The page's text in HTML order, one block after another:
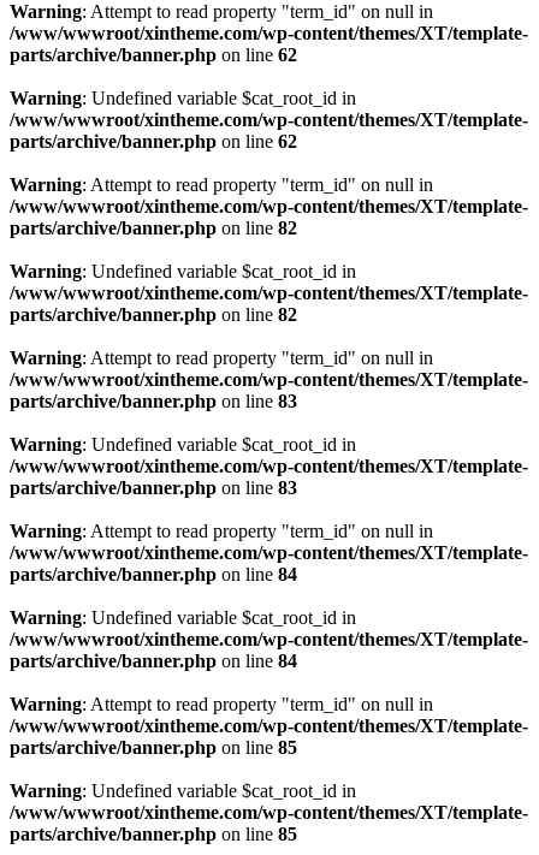
Warning: Attempt to read property "term_id" on null in
/www/wwwroot/xintheme.com/wp-content/themes/XT/template-
parts/archive/banner.php on line 62
Warning: Undefined variable $cat_root_id in
/www/wwwroot/xintheme.com/wp-content/themes/XT/template-
parts/archive/banner.php on line 62
Warning: Attempt to read property "term_id" on null in
/www/wwwroot/xintheme.com/wp-content/themes/XT/template-
parts/archive/banner.php on line 82
Warning: Undefined variable $cat_root_id in
/www/wwwroot/xintheme.com/wp-content/themes/XT/template-
parts/archive/banner.php on line 82
Warning: Attempt to read property "term_id" on null in
/www/wwwroot/xintheme.com/wp-content/themes/XT/template-
parts/archive/banner.php on line 83
Warning: Undefined variable $cat_root_id in
/www/wwwroot/xintheme.com/wp-content/themes/XT/template-
parts/archive/banner.php on line 83
Warning: Attempt to read property "term_id" on null in
/www/wwwroot/xintheme.com/wp-content/themes/XT/template-
parts/archive/banner.php on line 84
Warning: Undefined variable $cat_root_id in
/www/wwwroot/xintheme.com/wp-content/themes/XT/template-
parts/archive/banner.php on line 84
Warning: Attempt to read property "term_id" on null in
/www/wwwroot/xintheme.com/wp-content/themes/XT/template-
parts/archive/banner.php on line 85
Warning: Undefined variable $cat_root_id in
/www/wwwroot/xintheme.com/wp-content/themes/XT/template-
parts/archive/banner.php on line 85